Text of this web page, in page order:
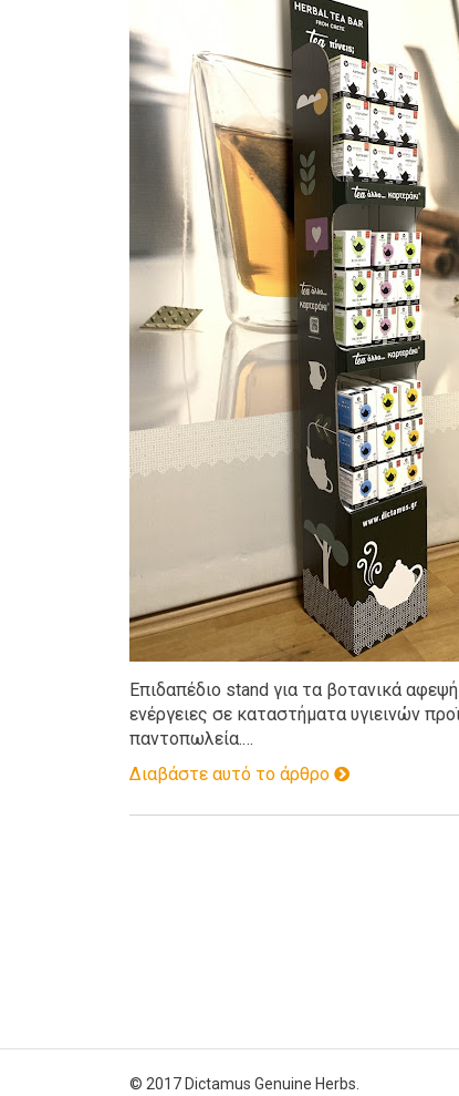
Επιδαπέδιο stand για τα βοτανικά
ενέργειες σε καταστήματα υγιεινών
παντοπωλεία.…
Διαβάστε αυτό το άρθρο
© 2017 Dictamus Genuine Herbs.